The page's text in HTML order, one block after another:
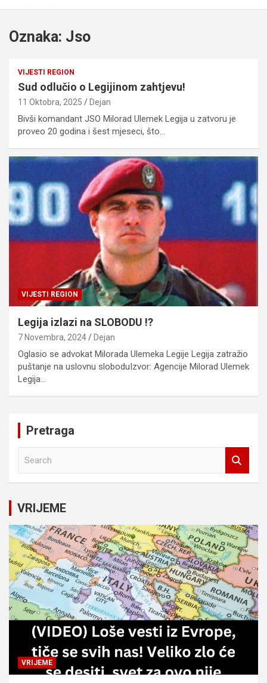
Oznaka: Jso
VIJESTI REGION
Sud odlučio o Legijinom zahtjevu!
11 Oktobra, 2025 Dejan
Bivši komandant JSO Milorad Ulemek Legija u zatvoru je
proveo 20 godina i šest mjeseci, što…
VIJESTI REGION
Legija izlazi na SLOBODU !?
7 Novembra, 2024 Dejan
Oglasio se advokat Milorada Ulemeka Legije Legija zatražio
puštanje na uslovnu sloboduIzvor: Agencije Milorad Ulemek
Legija…
Pretraga
c
h
VRIJEME
VRIJEME